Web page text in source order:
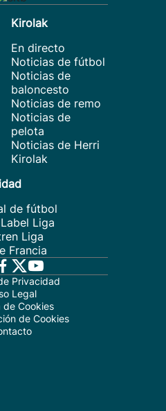
Kirolak
En directo
Noticias de fútbol
Noticias de
baloncesto
Noticias de remo
Noticias de
pelota
Noticias de Herri
Kirolak
de fútbol
Liga
Liga
Francia
Privacidad
Legal
de Cookies
de Cookies